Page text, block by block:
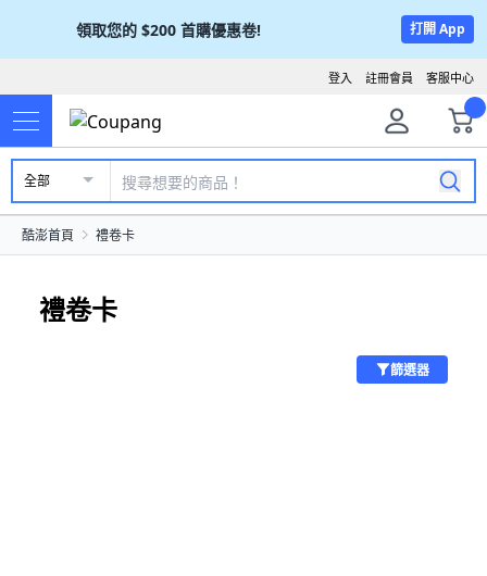
領取您的 $200 首購優惠卷! 打開 App
客服中心
註冊會員
登入
全部
酷澎首頁 禮卷卡
禮卷卡
篩選器